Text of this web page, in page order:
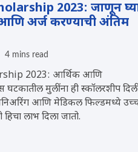
2023: जाणून
आणि अर्ज करण्याची अंतिम
4 mins read
2023: आर्थिक आणि
घटकातील मुलींना ही स्कॉलरशीप
आणि मेडिकल फिल्डमध्ये
लाभ दिला जातो.